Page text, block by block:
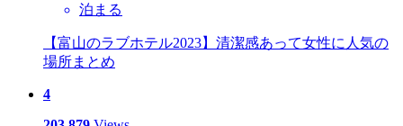
泊まる
【富山のラブホテル2023】清潔感あって女性に人気の
場所まとめ
4